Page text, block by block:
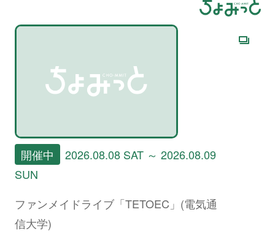
開催中
2026.08.08 SAT ～ 2026.08.09
SUN
ファンメイドライブ「TETOEC」(電気通
信大学)